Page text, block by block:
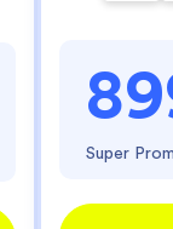
Super